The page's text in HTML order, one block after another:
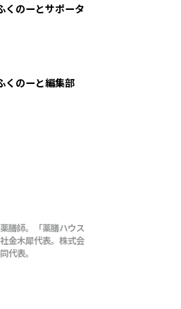
のーとサポータ
のーと編集部
膳師。「薬膳ハウス
金木犀代表。株式会
代表。